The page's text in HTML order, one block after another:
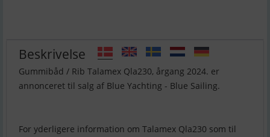
Beskrivelse
Gummibåd / Rib Talamex Qla230, årgang 2024. er
annonceret til salg af Blue Yachting - Blue Sailing.
For yderligere information om Talamex Qla230 som til